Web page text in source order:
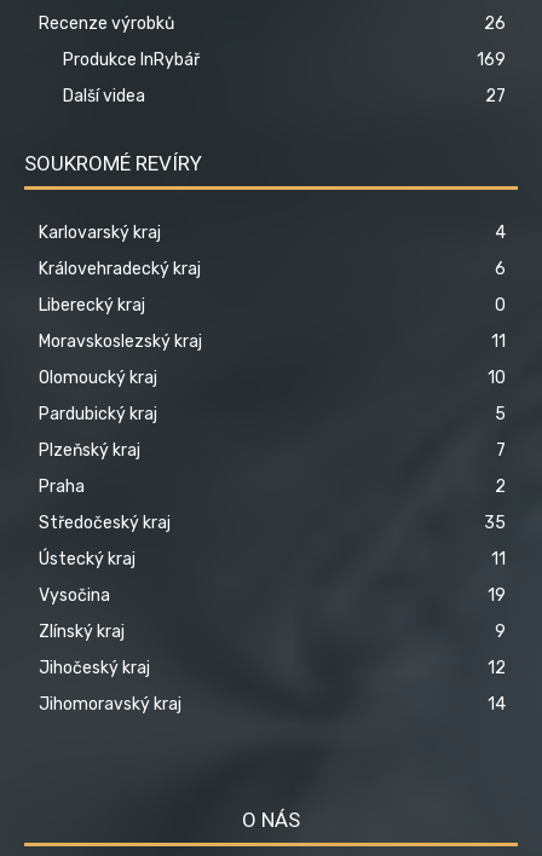
Recenze výrobků
26
Produkce InRybář
169
Další videa
27
SOUKROMÉ REVÍRY
Karlovarský kraj
4
Královehradecký kraj
6
Liberecký kraj
0
Moravskoslezský kraj
11
Olomoucký kraj
10
Pardubický kraj
5
Plzeňský kraj
7
Praha
2
Středočeský kraj
35
Ústecký kraj
11
Vysočina
19
Zlínský kraj
9
Jihočeský kraj
12
Jihomoravský kraj
14
O NÁS